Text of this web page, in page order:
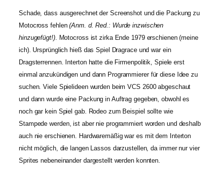
Schade, dass ausgerechnet der Screenshot und die Packung zu
Motocross fehlen(Anm. d. Red.: Wurde inzwischen
hinzugefügt!). Motocross ist zirka Ende 1979 erschienen (meine
ich). Ursprünglich hieß das Spiel Dragrace und war ein
Dragsterrennen. Interton hatte die Firmenpolitik, Spiele erst
einmal anzukündigen und dann Programmierer für diese Idee zu
suchen. Viele Spielideen wurden beim VCS 2600 abgeschaut
und dann wurde eine Packung in Auftrag gegeben, obwohl es
noch gar kein Spiel gab. Rodeo zum Beispiel sollte wie
Stampede werden, ist aber nie programmiert worden und deshalb
auch nie erschienen. Hardwaremäßig war es mit dem Interton
nicht möglich, die langen Lassos darzustellen, da immer nur vier
Sprites nebeneinander dargestellt werden konnten.